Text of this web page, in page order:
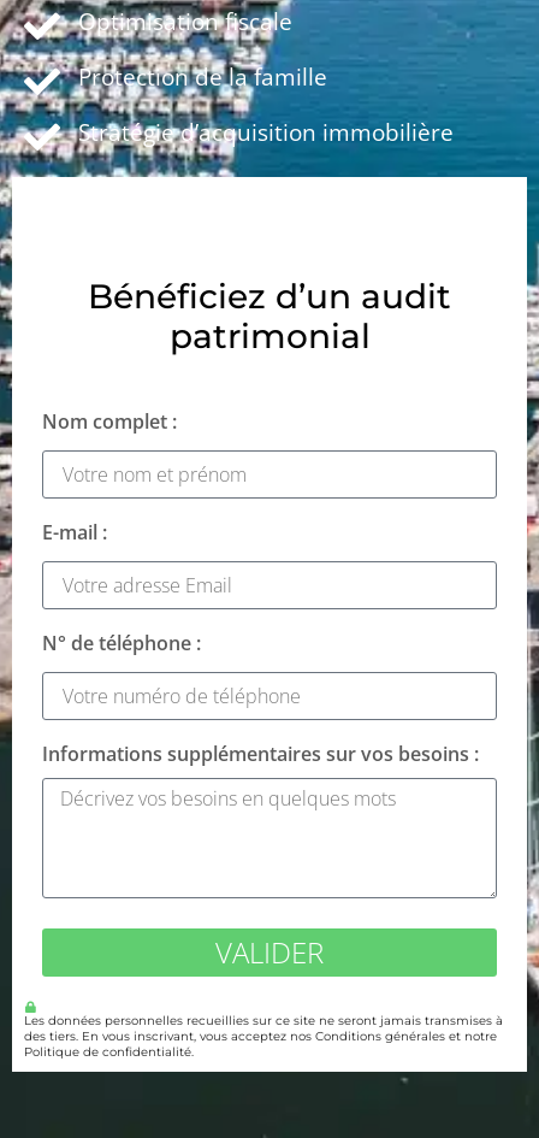
Optimisation fiscale
Protection de la famille
Stratégie d’acquisition immobilière
Bénéficiez d’un audit
patrimonial
Nom complet :
E-mail :
N° de téléphone :
Informations supplémentaires sur vos besoins :
VALIDER
Les données personnelles recueillies sur ce site ne seront jamais transmises à
des tiers. En vous inscrivant, vous acceptez nos Conditions générales et notre
Politique de confidentialité.